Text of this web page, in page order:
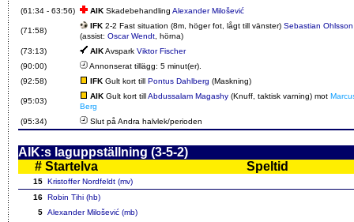
(61:34 - 63:56) AIK Skadebehandling Alexander Milošević
(71:58)
IFK 2-2 Fast situation (8m, höger fot, lågt till vänster) Sebastian Ohlsson
(assist: Oscar Wendt , hörna)
(73:13)
AIKAvspark Viktor Fischer
(90:00)
Annonserat tillägg: 5 minut(er).
(92:58)
IFK Gult kort till Pontus Dahlberg (Maskning)
(95:03)
AIK Gult kort tillAbdussalam Magashy (Knuff, taktisk varning) mot
Berg
(95:34)
Slut på Andra halvlek/perioden
AIK:s laguppställning (3-5-2)
# Startelva Speltid
15 Kristoffer Nordfeldt (mv)
16 Robin Tihi (hb)
5 Alexander Milošević (mb)